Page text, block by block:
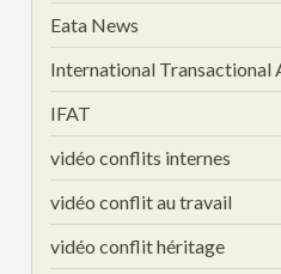
Eata News
International Transactional
IFAT
vidéo conflits internes
vidéo conflit au travail
vidéo conflit héritage